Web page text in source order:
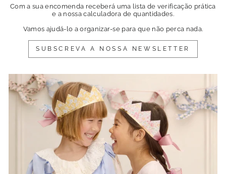
Com a sua encomenda receberá uma lista de verificação prática
e a nossa calculadora de quantidades.
Vamos ajudá-lo a organizar-se para que não perca nada.
SUBSCREVA A NOSSA NEWSLETTER